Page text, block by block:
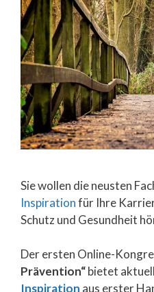
Sie wollen die neusten
Inspirationfür Ihre
Schutz und Gesundheit
Der ersten Online-
Prävention“bietet
Inspiration aus erster